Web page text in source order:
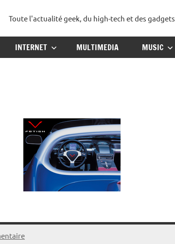
lebloggadget
Toute l'actualité geek, du high-tech et des gadgets
INTERNET MULTIMEDIA MUSIC